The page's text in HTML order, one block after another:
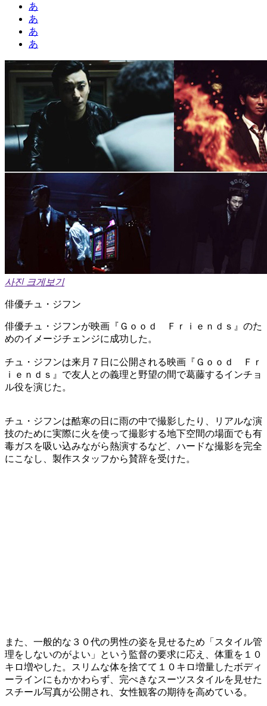
あ
あ
あ
あ
사진 크게보기
俳優チュ・ジフン
俳優チュ・ジフンが映画『Ｇｏｏｄ Ｆｒｉｅｎｄｓ』のた
めのイメージチェンジに成功した。
チュ・ジフンは来月７日に公開される映画『Ｇｏｏｄ Ｆｒ
ｉｅｎｄｓ』で友人との義理と野望の間で葛藤するインチョ
ル役を演じた。
チュ・ジフンは酷寒の日に雨の中で撮影したり、リアルな演
技のために実際に火を使って撮影する地下空間の場面でも有
毒ガスを吸い込みながら熱演するなど、ハードな撮影を完全
にこなし、製作スタッフから賛辞を受けた。
また、一般的な３０代の男性の姿を見せるため「スタイル管
理をしないのがよい」という監督の要求に応え、体重を１０
キロ増やした。スリムな体を捨てて１０キロ増量したボディ
ーラインにもかかわらず、完ぺきなスーツスタイルを見せた
スチール写真が公開され、女性観客の期待を高めている。